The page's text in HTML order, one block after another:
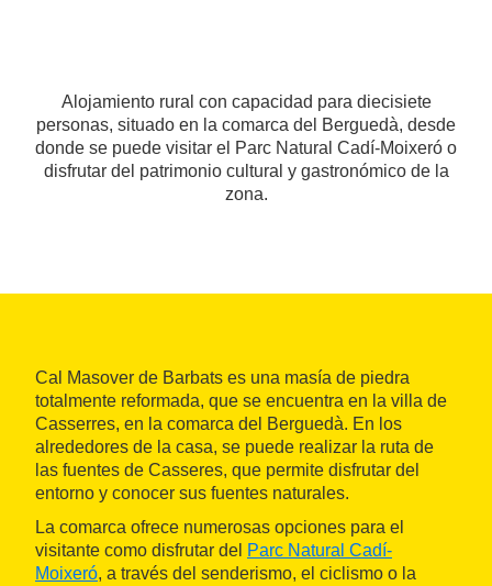
Alojamiento rural con capacidad para diecisiete
personas, situado en la comarca del Berguedà, desde
donde se puede visitar el Parc Natural Cadí-Moixeró o
disfrutar del patrimonio cultural y gastronómico de la
zona.
Cal Masover de Barbats es una masía de piedra
totalmente reformada, que se encuentra en la villa de
Casserres, en la comarca del Berguedà. En los
alrededores de la casa, se puede realizar la ruta de
las fuentes de Casseres, que permite disfrutar del
entorno y conocer sus fuentes naturales.
La comarca ofrece numerosas opciones para el
visitante como disfrutar del Parc Natural Cadí-
Moixeró, a través del senderismo, el ciclismo o la